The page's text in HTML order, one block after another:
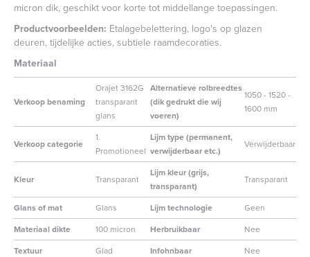
micron dik, geschikt voor korte tot middellange toepassingen.
Productvoorbeelden: Etalagebelettering, logo's op glazen
deuren, tijdelijke acties, subtiele raamdecoraties.
Materiaal
Verkoop benaming
Orajet 3162G
transparant
glans
Alternatieve rolbreedtes
(dik gedrukt die wij
voeren)
1050 - 1520 -
1600 mm
Verkoop categorie
1.
Promotioneel
Lijm type (permanent,
verwijderbaar etc.)
Verwijderbaar
Kleur Transparant
Lijm kleur (grijs,
transparant)
Transparant
Glans of mat Glans Lijm technologie
Geen
Materiaal dikte
100 micron Herbruikbaar
Nee
Textuur
Glad Infohnbaar
Nee